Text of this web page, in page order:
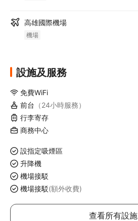
高雄國際機場
機場
設施及服務
免費WiFi
前台 （24小時服務）
行李寄存
商務中心
設指定吸煙區
升降機
機場接駁
機場接駁(額外收費)
查看所有設施